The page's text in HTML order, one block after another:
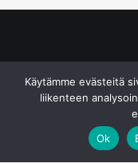
Käytämme evästeitä
liikenteen
Ok